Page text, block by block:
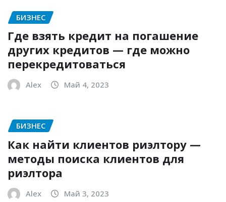
БИЗНЕС
Где взять кредит на погашение
других кредитов — где можно
перекредитоваться
Alex Май 4, 2023
БИЗНЕС
Как найти клиентов риэлтору —
методы поиска клиентов для
риэлтора
Alex Май 3, 2023